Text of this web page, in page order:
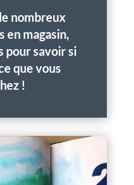
nombreux
en magasin,
pour savoir si
que vous
!